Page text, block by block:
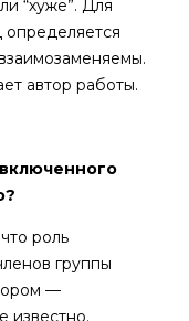
“хуже”. Для
определяется
автор работы.
роль
группы
—
известно.